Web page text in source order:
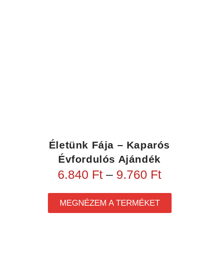
Életünk Fája – Kaparós
Évfordulós Ajándék
6.840 Ft – 9.760 Ft
MEGNÉZEM A TERMÉKET